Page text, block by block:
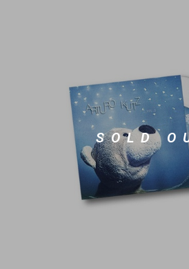
ドラム
キーボード
管楽器
SOLD